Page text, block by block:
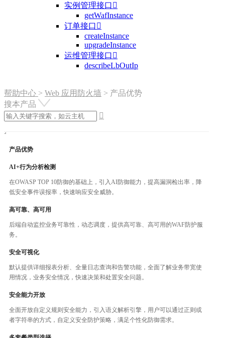
实例管理接口 
getWafInstance
订单接口 
createInstance
upgradeInstance
运维管理接口 
describeLbOutIp
帮助中心 > Web 应用防火墙 > 产品优势
搜本产品

产品优势
AI+行为分析检测
在OWASP TOP 10防御的基础上，引入AI防御能力，提高漏洞检出率，降
低安全事件误报率，快速响应安全威胁。
高可靠、高可用
后端自动监控业务可靠性，动态调度，提供高可靠、高可用的WAF防护服
务。
安全可视化
默认提供详细报表分析、全量日志查询和告警功能，全面了解业务带宽使
用情况，业务安全情况，快速决策和处置安全问题。
安全能力开放
全面开放自定义规则安全能力，引入语义解析引擎，用户可以通过正则或
者字符串的方式，自定义安全防护策略，满足个性化防御需求。